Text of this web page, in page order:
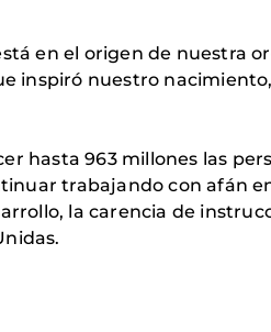
en el origen de nuestra
inspiró nuestro
hasta 963 millones las
trabajando con afán
la carencia de